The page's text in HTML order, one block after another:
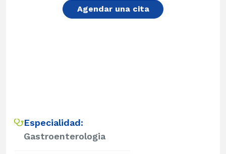
Agendar una cita
Especialidad:
Gastroenterologia